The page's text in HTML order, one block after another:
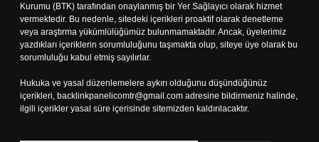
Kurumu (BTK) tarafından onaylanmış bir Yer Sağlayıcı olarak hizmet
vermektedir. Bu nedenle, sitedeki içerikleri proaktif olarak denetleme
veya araştırma yükümlülüğümüz bulunmamaktadır. Ancak, üyelerimiz
yazdıkları içeriklerin sorumluluğunu taşımakta olup, siteye üye olarak bu
sorumluluğu kabul etmiş sayılırlar.
Hukuka ve yasal düzenlemelere aykırı olduğunu düşündüğünüz
içerikleri, backlinkpanelicomtr@gmail.com adresine bildirmeniz halinde,
ilgili içerikler yasal süre içerisinde sitemizden kaldırılacaktır.